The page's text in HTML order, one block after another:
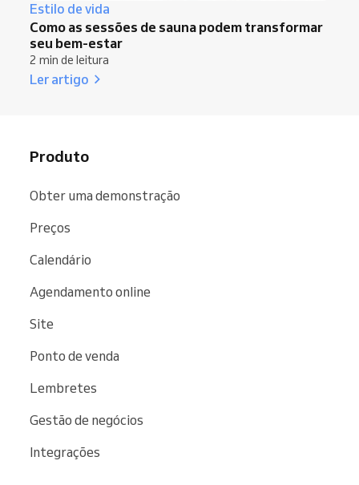
Estilo de vida
Como as sessões de sauna podem transformar
seu bem-estar
2 min de leitura
Ler artigo
Produto
Obter uma demonstração
Preços
Calendário
Agendamento online
Site
Ponto de venda
Lembretes
Gestão de negócios
Integrações